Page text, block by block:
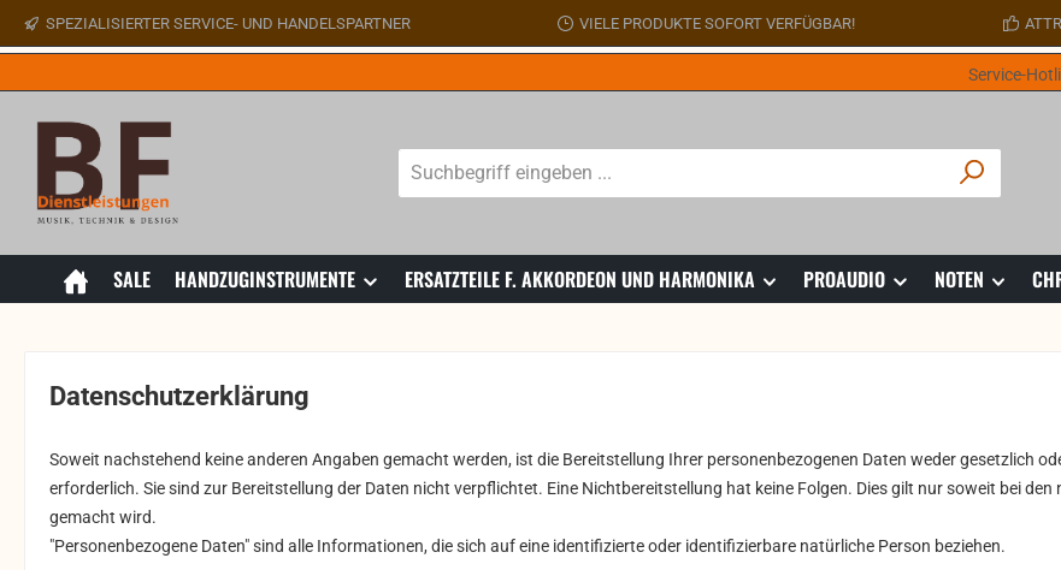
Hauptinhalt springen
Zur Suche springen
Zur Hauptnavigation springen
SPEZIALISIERTER SERVICE- UND HANDELSPARTNER VIELE PRODUKTE SOFORT VERFÜGBAR!
Service-
SALE HANDZUGINSTRUMENTE ERSATZTEILE F. AKKORDEON UND HARMONIKA PROAUDIO NOTEN
Datenschutzerklärung
Soweit nachstehend keine anderen Angaben gemacht werden, ist die Bereitstellung Ihrer personenbezogenen Daten weder gesetzlich
erforderlich. Sie sind zur Bereitstellung der Daten nicht verpflichtet. Eine Nichtbereitstellung hat keine Folgen. Dies gilt nur soweit bei
gemacht wird.
"Personenbezogene Daten" sind alle Informationen, die sich auf eine identifizierte oder identifizierbare natürliche Person beziehen.